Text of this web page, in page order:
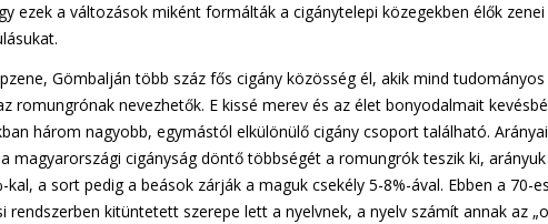
ezek a változások miként formálták a cigánytelepi közegekben élők zenei
Gömbalján több száz fős cigány közösség él, akik mind
romungrónak nevezhetők. E kissé merev és az élet bonyodalmait
három nagyobb, egymástól elkülönülő cigány csoport található.
magyarországi cigányság döntő többségét a romungrók teszik ki,
a sort pedig a beások zárják a maguk csekély 5-8%-ával. Ebben a 70-
kitüntetett szerepe lett a nyelvnek, a nyelv számít annak az